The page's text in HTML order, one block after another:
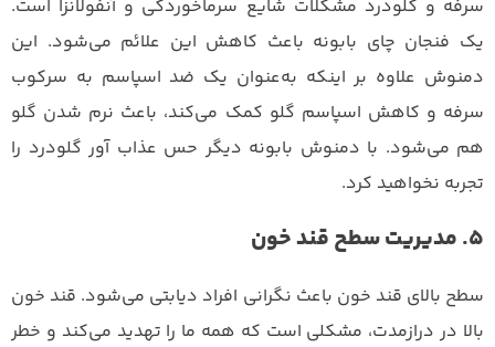
سرفه و گلودرد مشکلات شایع سرماخوردگی و آنفولانزا است.
یک فنجان چای بابونه باعث کاهش این علائم می‌شود. این
دمنوش علاوه بر اینکه به‌عنوان یک ضد اسپاسم به سرکوب
سرفه و کاهش اسپاسم گلو کمک می‌کند، باعث نرم شدن گلو
هم می‌شود. با دمنوش بابونه دیگر حس عذاب آور گلودرد را
تجربه نخواهید کرد.
5. مدیریت سطح قند خون
سطح بالای قند خون باعث نگرانی افراد دیابتی می‌شود. قند خون
بالا در درازمدت، مشکلی است که همه ما را تهدید می‌کند و خطر